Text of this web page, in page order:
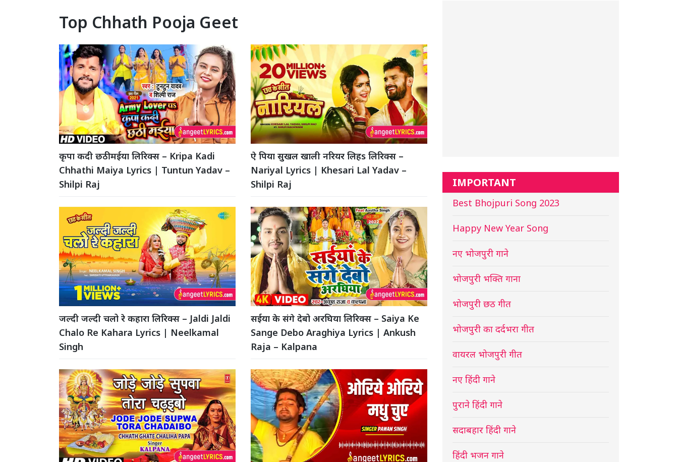
Top Chhath Pooja Geet
कृपा कदी छठी मईया लिरिक्स – Kripa Kadi
Chhathi Maiya Lyrics | Tuntun Yadav –
Shilpi Raj
ऐ पिया सुखल खाली नरियर लिहs लिरिक्स –
Nariyal Lyrics | Khesari Lal Yadav –
Shilpi Raj
जल्दी जल्दी चलो रे कहारा लिरिक्स – Jaldi Jaldi
Chalo Re Kahara Lyrics | Neelkamal
Singh
सईया के संगे देबो अरघिया लिरिक्स – Saiya Ke
Sange Debo Araghiya Lyrics | Ankush
Raja – Kalpana
IMPORTANT
Best Bhojpuri Song 2023
Happy New Year Song
नए भोजपुरी गाने
भोजपुरी भक्ति गाना
भोजपुरी छठ गीत
भोजपुरी का दर्दभरा गीत
वायरल भोजपुरी गीत
नए हिंदी गाने
पुराने हिंदी गाने
सदाबहार हिंदी गाने
हिंदी भजन गाने